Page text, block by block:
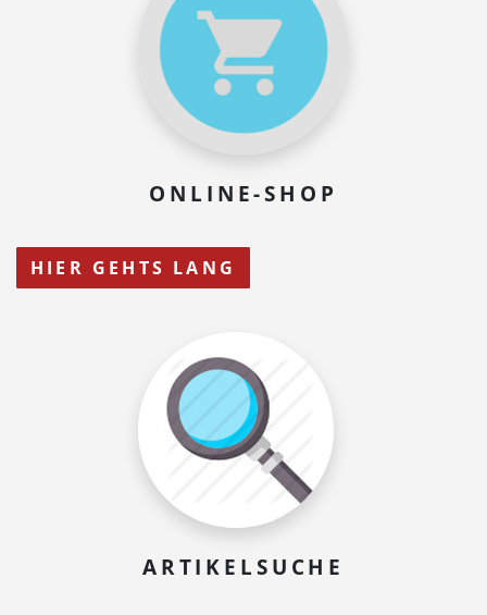
ONLINE-SHOP
HIER GEHTS LANG
ARTIKELSUCHE